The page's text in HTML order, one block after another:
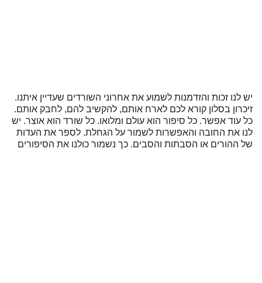
יש לנו זכות והזדמנות לשמוע את אחרוני השורדים שעדיין איתנו.
זיכרון בסלון קורא לכם לארח אותם, להקשיב להם, לחבק אותם.
כל עוד אפשר. כל סיפור הוא עולם ומלואו. כל שורד הוא אוצר. יש
לנו את החובה והאפשרות לשמור על הגחלת. לספר את העדות
של ההורים או הסבתות והסבים. כך נשמור כולנו את הסיפורים